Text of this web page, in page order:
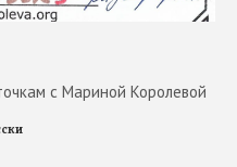
с Мариной Королевой